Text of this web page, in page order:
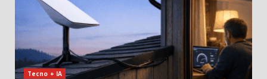
Tecno + IA